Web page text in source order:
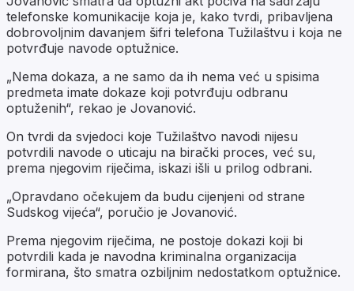
telefonske komunikacije koja je, kako tvrdi, pribavljena
dobrovoljnim davanjem šifri telefona Tužilaštvu i koja ne
potvrđuje navode optužnice.
„Nema dokaza, a ne samo da ih nema već u spisima
predmeta imate dokaze koji potvrđuju odbranu
optuženih“, rekao je Jovanović.
On tvrdi da svjedoci koje Tužilaštvo navodi nijesu
potvrdili navode o uticaju na birački proces, već su,
prema njegovim riječima, iskazi išli u prilog odbrani.
„Opravdano očekujem da budu cijenjeni od strane
Sudskog vijeća“, poručio je Jovanović.
Prema njegovim riječima, ne postoje dokazi koji bi
potvrdili kada je navodna kriminalna organizacija
formirana, što smatra ozbiljnim nedostatkom optužnice.